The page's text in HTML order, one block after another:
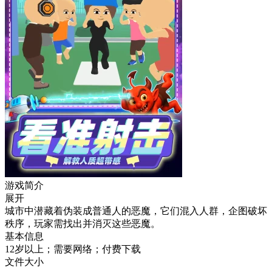
游戏简介
展开
城市中潜藏着伪装成普通人的恶魔，它们混入人群，企图破坏
秩序，玩家需找出并消灭这些恶魔。
基本信息
12岁以上；需要网络；付费下载
文件大小